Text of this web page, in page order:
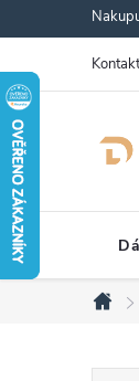
na
obsah
Domů